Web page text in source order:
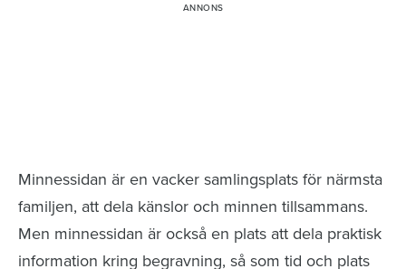
Minnessidan är en vacker samlingsplats för närmsta
familjen, att dela känslor och minnen tillsammans.
Men minnessidan är också en plats att dela praktisk
information kring begravning, så som tid och plats